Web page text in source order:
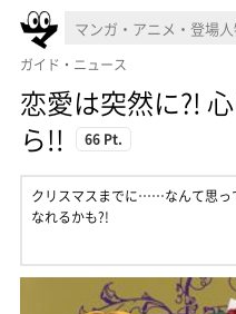
ガイド・ニュース
恋愛は突然に?!
ら!!
66 Pt.
クリスマスまでに……なんて思っ
なれるかも?!